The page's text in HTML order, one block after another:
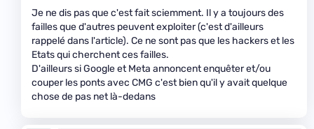
Je ne dis pas que c'est fait sciemment. Il y a toujours des
failles que d'autres peuvent exploiter (c'est d'ailleurs
rappelé dans l'article). Ce ne sont pas que les hackers et les
Etats qui cherchent ces failles.
D'ailleurs si Google et Meta annoncent enquêter et/ou
couper les ponts avec CMG c'est bien qu'il y avait quelque
chose de pas net là-dedans